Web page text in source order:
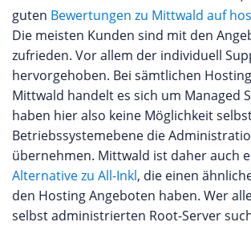
Lösungen: Das Rechenzentrum und
Unternehmenssitz in Paderborn
mit erneuerbaren Energien
energieeffiziente Technik und
Ressourcen optimal nutzen und den
Fußabdruck minimieren. Damit
maxcluster maximale Sicherheit mit
grünem Hosting in Deutschland. Du
unserer Webseite eine eigene
maxcluster GmbH abgeben oder
anderer Kunden mit dem Anbieter
performancestarke und funktionelle
Lösungen für individuelle Online
suchen, eigenen sich die Server
IONOS. Je nach benötigter Leistung
virtuelle Server, dedizierte Server
skalierbare Cloud Server
Auch spezielle Dienste wie der
Loadbalancers für leistungsintensive
möglich. Für Profis Individuelle Umsetzung Cloud
Infrastruktur Für Unternehmen, die
IT-Infrastruktur in die Cloud
guten Bewertungen zu Mittwald auf
Die meisten Kunden sind mit den
zufrieden. Vor allem der individuell
hervorgehoben. Bei sämtlichen
Mittwald handelt es sich um Managed
haben hier also keine Möglichkeit
Betriebssystemebene die
übernehmen. Mittwald ist daher auch
Alternative zu All-Inkl, die einen
den Hosting Angeboten haben. Wer
selbst administrierten Root-Server